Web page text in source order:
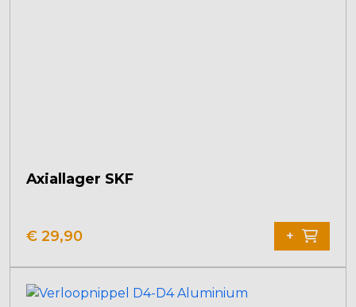
Axiallager SKF
€ 29,90 +